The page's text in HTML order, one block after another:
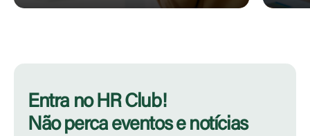
Entra no HR Club!
Não perca eventos e notícias